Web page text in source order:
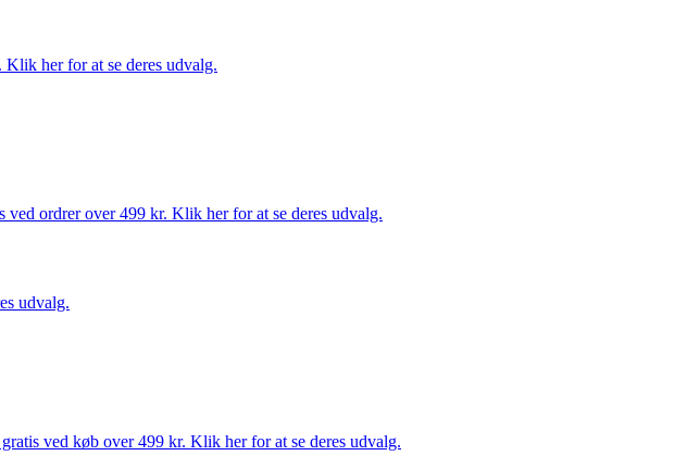
her for at se deres udvalg.
ordrer over 499 kr. Klik her for at se deres udvalg.
udvalg.
ved køb over 499 kr. Klik her for at se deres udvalg.